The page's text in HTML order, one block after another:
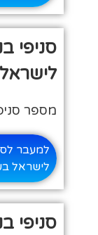
סניפי
מספר
למעבר
לישראל
סניפי